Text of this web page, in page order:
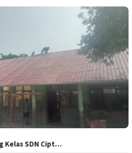
Kelas SDN Cipt…